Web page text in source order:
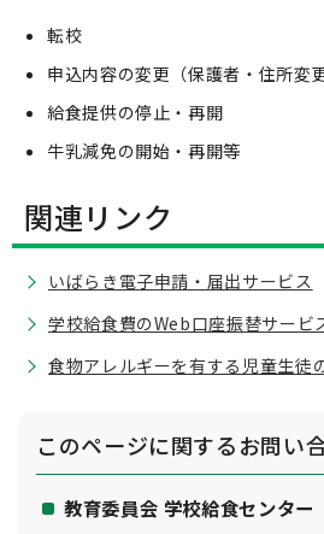
転校
申込内容の変更（保護者・住所変更
給食提供の停止・再開
牛乳減免の開始・再開等
関連リンク
いばらき電子申請・届出サービス
学校給食費のWeb口座振替サービ
食物アレルギーを有する児童生徒
このページに関するお問い
教育委員会 学校給食センター